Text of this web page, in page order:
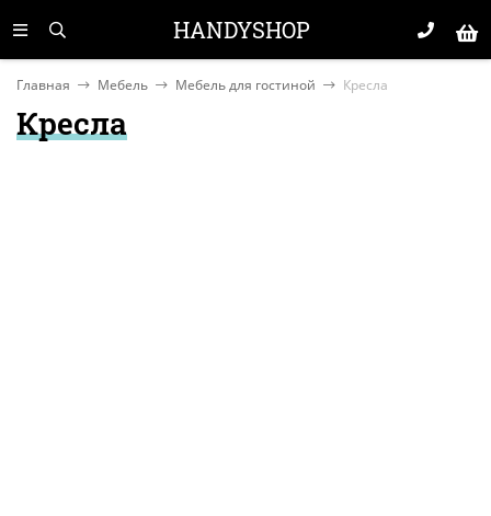
HANDYSHOP
Главная Мебель Мебель для гостиной Кресла
Кресла